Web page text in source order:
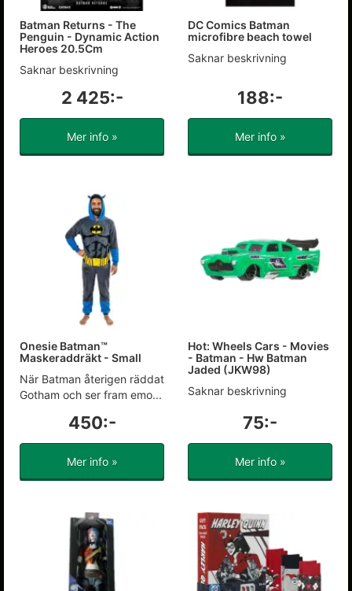
Batman Returns - The
Penguin - Dynamic Action
Heroes 20.5Cm
Saknar beskrivning
2 425:-
Mer info »
DC Comics Batman
microfibre beach towel
Saknar beskrivning
188:-
Mer info »
Onesie Batman™
Maskeraddräkt - Small
När Batman återigen räddat
Gotham och ser fram emo...
450:-
Mer info »
Hot: Wheels Cars - Movies
- Batman - Hw Batman
Jaded (JKW98)
Saknar beskrivning
75:-
Mer info »